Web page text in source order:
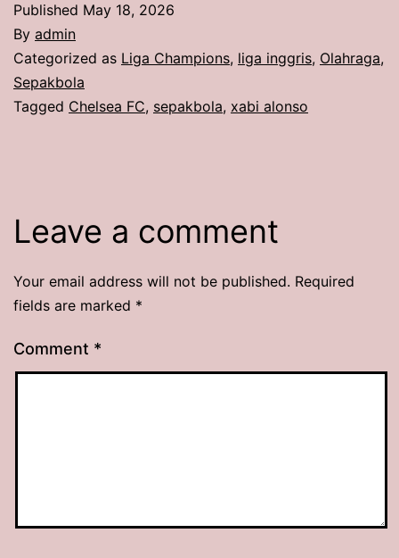
Published May 18, 2026
By admin
Categorized as Liga Champions, liga inggris, Olahraga,
Sepakbola
Tagged Chelsea FC, sepakbola, xabi alonso
Leave a comment
Your email address will not be published. Required
fields are marked *
Comment *